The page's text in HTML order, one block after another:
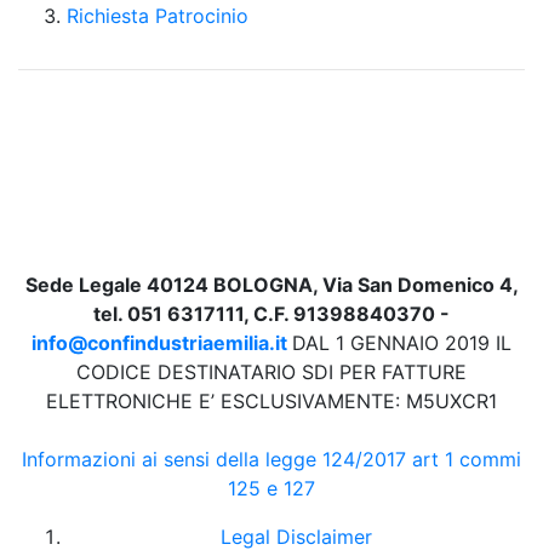
Richiesta Patrocinio
Sede Legale 40124 BOLOGNA, Via San Domenico 4,
tel. 051 6317111, C.F. 91398840370 -
info@confindustriaemilia.it DAL 1 GENNAIO 2019 IL
CODICE DESTINATARIO SDI PER FATTURE
ELETTRONICHE E’ ESCLUSIVAMENTE: M5UXCR1
Informazioni ai sensi della legge 124/2017 art 1 commi
125 e 127
Legal Disclaimer